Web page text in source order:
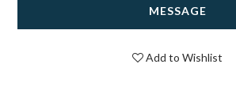
MESSAGE
Add to Wishlist